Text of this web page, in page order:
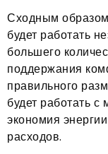
Сходным
будет работать
большего
поддержания
правильного
будет работать
экономия
расходов.